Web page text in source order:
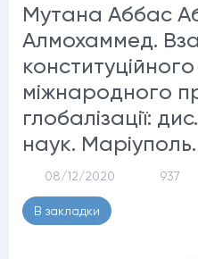
Мутана Аббас
Алмохаммед.
міжнародного
глобалізації:
наук. Маріуполь.
08/12/2020 937
В закладки